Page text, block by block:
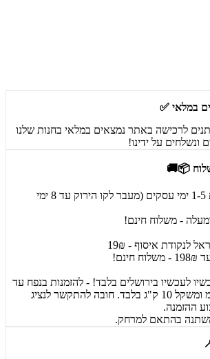
במלאי ✅
לרכישה באתר נמצאים במלאי בחנות שלנו
ונשלחים על ידינו!
📦🚚
משלוח עד הבית 1-5 ימי עסקים (מעבר לקו הירוק עד 8 ימי
לנקודת איסוף - 19₪
לעכשיו בירושלים בלבד! - להזמנות בנפח עד
40X40X40 ס"מ ומשקל 10 ק"ג בלבד. חובה להתקשר לנציג
ההזמנה.
בהתאם למרחק.